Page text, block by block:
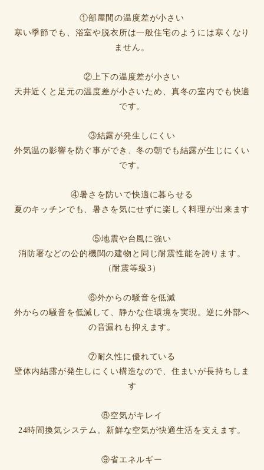
①部屋間の温度差が小さい
寒い季節でも、浴室や脱衣所は一般住宅のようには寒くなり
ません。
②上下の温度差が小さい
天井近くと足元の温度差が小さいため、真冬の室内でも快適
です。
③結露が発生しにくい
外気温の影響を防ぐ事ができ、冬の朝でも結露が生じにくい
です。
④暑さを防いで快適に暮らせる
夏のキッチンでも、暑さを気にせずに楽しく料理が出来ます
⑤地震や台風に強い
消防署などの公的機関の建物と同じ耐震性能を誇ります。
（耐震等級3）
⑥外からの騒音を低減
外からの騒音を低減して、静かな住環境を実現。逆に外部へ
の音漏れも抑えます。
⑦耐久性に優れている
壁体内結露が発生しにくい構造なので、住まいが長持ちしま
す
⑧空気がキレイ
24時間換気システム。新鮮な空気が快適生活を支えます。
⑨省エネルギー